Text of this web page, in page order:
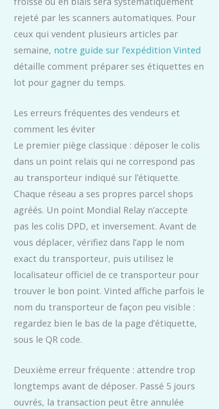
rejeté par les scanners automatiques. Pour
ceux qui vendent plusieurs articles par
semaine, notre guide sur l’expédition Vinted
détaille comment préparer ses étiquettes en
lot pour gagner du temps.
Les erreurs fréquentes des vendeurs et
comment les éviter
Le premier piège classique : déposer le colis
dans un point relais qui ne correspond pas
au transporteur indiqué sur l’étiquette.
Chaque réseau a ses propres parcel shops
agréés. Un point Mondial Relay n’accepte
pas les colis DPD, et inversement. Avant de
vous déplacer, vérifiez dans l’app le nom
exact du transporteur, puis utilisez le
localisateur officiel de ce transporteur pour
trouver le bon point. Vinted affiche parfois le
nom du transporteur de façon peu visible :
regardez bien le bas de la page d’étiquette,
sous le QR code.
Deuxième erreur fréquente : attendre trop
longtemps avant de déposer. Passé 5 jours
ouvrés, la transaction peut être annulée